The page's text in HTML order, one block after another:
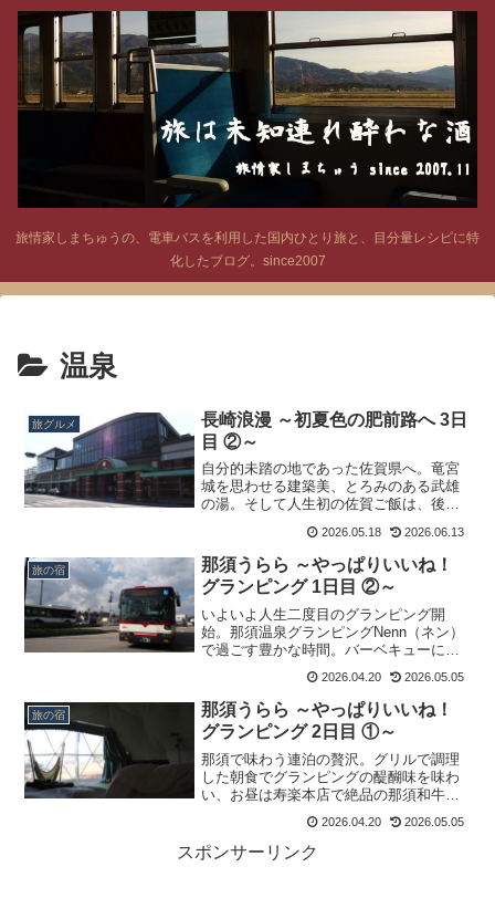
旅情家しまちゅうの、電車バスを利用した国内ひとり旅と、目分量レシピに特
化したブログ。since2007
温泉
旅グルメ
長崎浪漫 ～初夏色の肥前路へ 3日
目 ②～
自分的未踏の地であった佐賀県へ。竜宮
城を思わせる建築美、とろみのある武雄
の湯。そして人生初の佐賀ご飯は、後楽
逢ったことのないとんこつの姿に、こん
な進化があるのかと脱帽です。
2026.05.18 2026.06.13
旅の宿
那須うらら ～やっぱりいいね！
グランピング 1日目 ②～
いよいよ人生二度目のグランピング開
始。那須温泉グランピングNenn（ネン）
で過ごす豊かな時間。バーベキューに舌
トに満たされるのでした。
2026.04.20 2026.05.05
旅の宿
那須うらら ～やっぱりいいね！
グランピング 2日目 ①～
那須で味わう連泊の贅沢。グリルで調理
した朝食でグランピングの醍醐味を味わ
い、お昼は寿楽本店で絶品の那須和牛に
を散策し、鹿の湯で山のいで湯に浸かり
ます。
2026.04.20 2026.05.05
スポンサーリンク